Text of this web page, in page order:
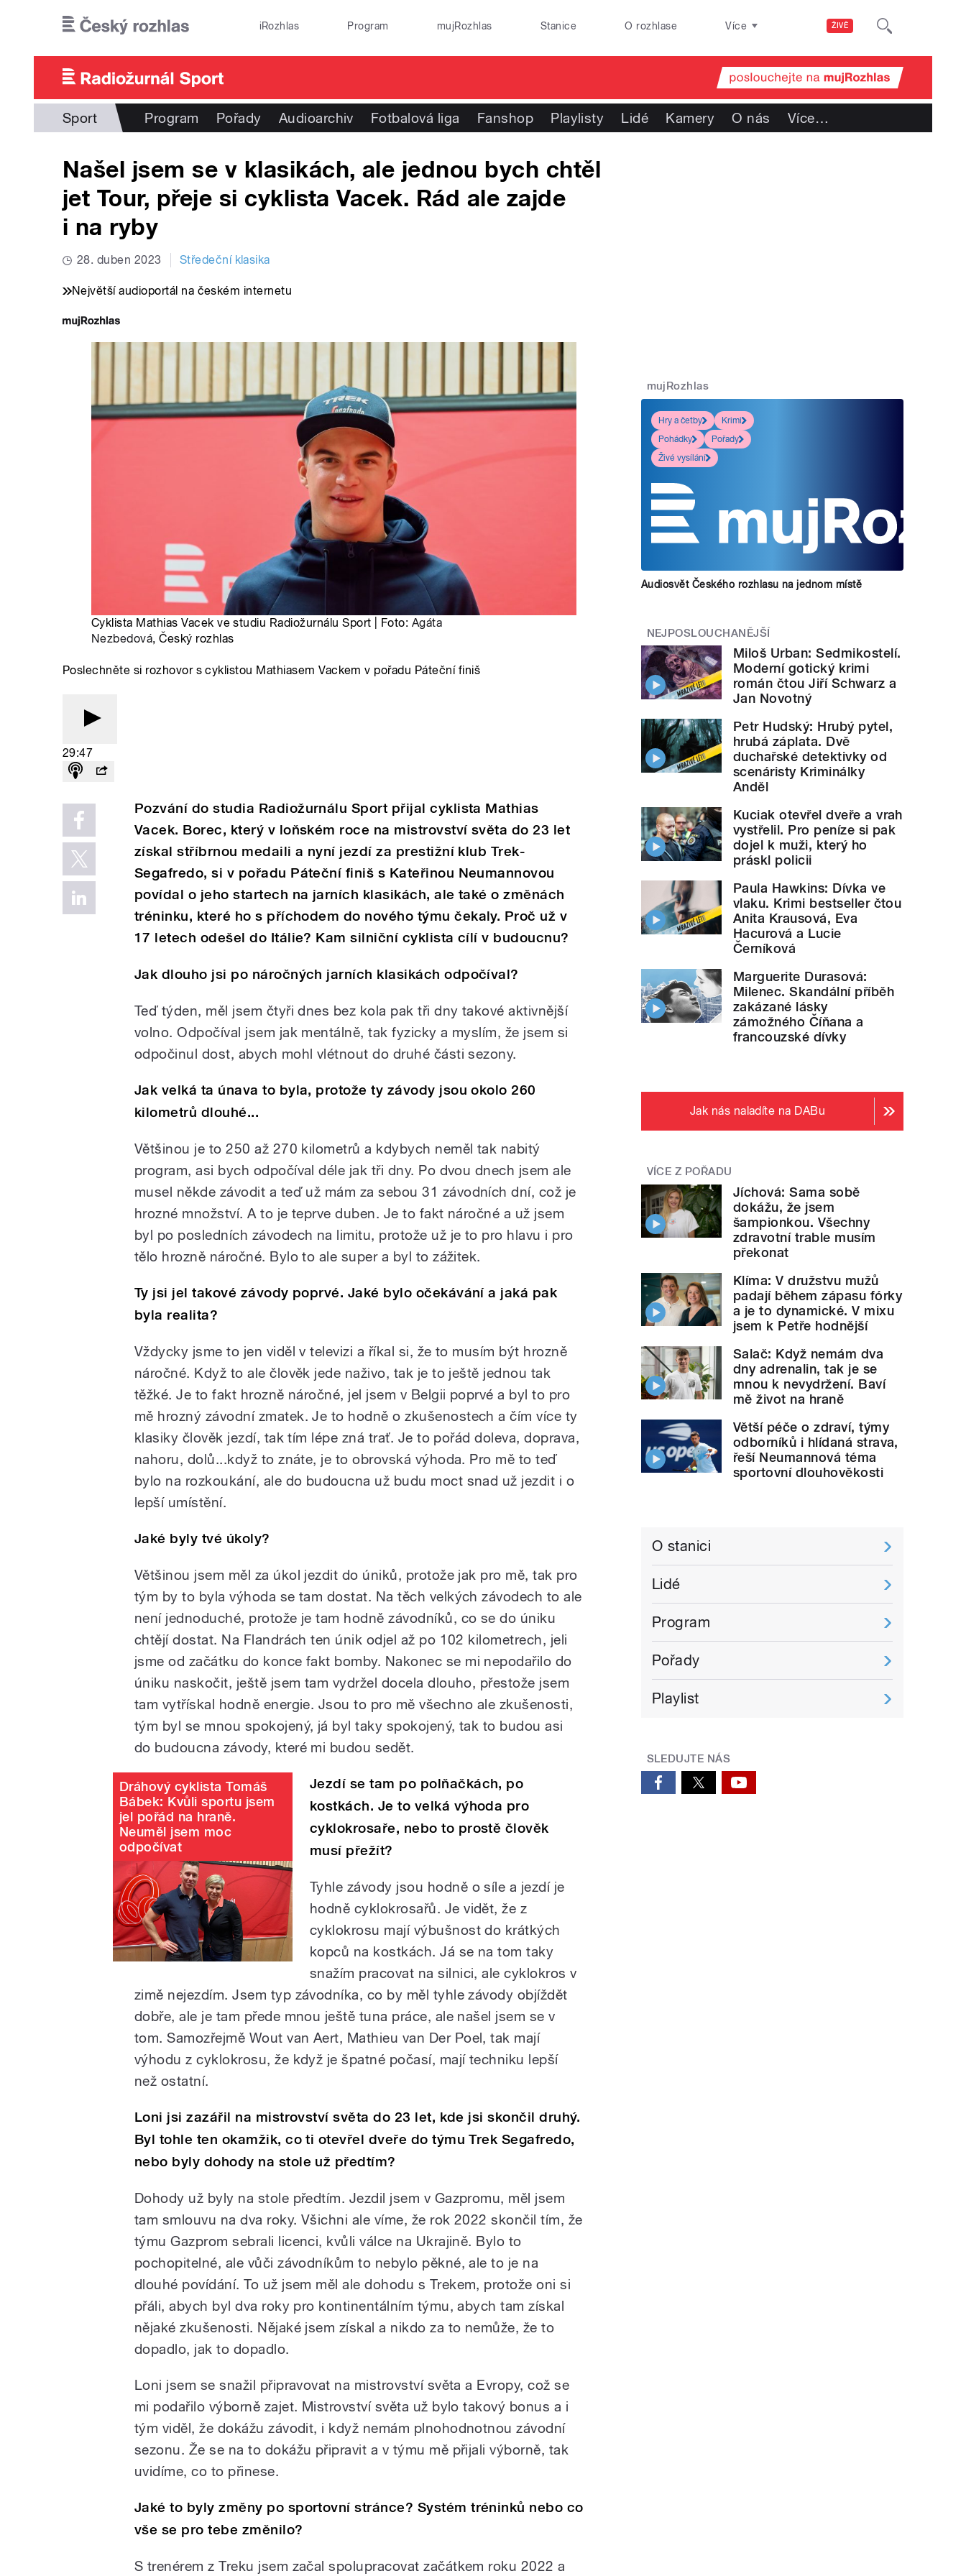
ŽIVĚ
iRozhlas Program mujRozhlas Stanice O rozhlase Více
Sport Program Pořady Audioarchiv Fotbalová liga Fanshop Playlisty Lidé Kamery O nás Více…
Našel jsem se v klasikách, ale jednou bych chtěl
jet Tour, přeje si cyklista Vacek. Rád ale zajde
i na ryby
28. duben 2023 Středeční klasika
Největší audioportál na českém internetu
Cyklista Mathias Vacek ve studiu Radiožurnálu Sport | Foto: Agáta
Nezbedová, Český rozhlas
Poslechněte si rozhovor s cyklistou Mathiasem Vackem v pořadu Páteční finiš
29:47
Pozvání do studia Radiožurnálu Sport přijal cyklista Mathias
Vacek. Borec, který v loňském roce na mistrovství světa do 23 let
získal stříbrnou medaili a nyní jezdí za prestižní klub Trek-
Segafredo, si v pořadu Páteční finiš s Kateřinou Neumannovou
povídal o jeho startech na jarních klasikách, ale také o změnách
tréninku, které ho s příchodem do nového týmu čekaly. Proč už v
17 letech odešel do Itálie? Kam silniční cyklista cílí v budoucnu?
Jak dlouho jsi po náročných jarních klasikách odpočíval?
Teď týden, měl jsem čtyři dnes bez kola pak tři dny takové aktivnější
volno. Odpočíval jsem jak mentálně, tak fyzicky a myslím, že jsem si
odpočinul dost, abych mohl vlétnout do druhé části sezony.
Jak velká ta únava to byla, protože ty závody jsou okolo 260
kilometrů dlouhé...
Většinou je to 250 až 270 kilometrů a kdybych neměl tak nabitý
program, asi bych odpočíval déle jak tři dny. Po dvou dnech jsem ale
musel někde závodit a teď už mám za sebou 31 závodních dní, což je
hrozné množství. A to je teprve duben. Je to fakt náročné a už jsem
byl po posledních závodech na limitu, protože už je to pro hlavu i pro
tělo hrozně náročné. Bylo to ale super a byl to zážitek.
Ty jsi jel takové závody poprvé. Jaké bylo očekávání a jaká pak
byla realita?
Vždycky jsme to jen viděl v televizi a říkal si, že to musím být hrozně
náročné. Když to ale člověk jede naživo, tak je to ještě jednou tak
těžké. Je to fakt hrozně náročné, jel jsem v Belgii poprvé a byl to pro
mě hrozný závodní zmatek. Je to hodně o zkušenostech a čím více ty
klasiky člověk jezdí, tak tím lépe zná trať. Je to pořád doleva, doprava,
nahoru, dolů...když to znáte, je to obrovská výhoda. Pro mě to teď
bylo na rozkoukání, ale do budoucna už budu moct snad už jezdit i o
lepší umístění.
Jaké byly tvé úkoly?
Většinou jsem měl za úkol jezdit do úniků, protože jak pro mě, tak pro
tým by to byla výhoda se tam dostat. Na těch velkých závodech to ale
není jednoduché, protože je tam hodně závodníků, co se do úniku
chtějí dostat. Na Flandrách ten únik odjel až po 102 kilometrech, jeli
jsme od začátku do konce fakt bomby. Nakonec se mi nepodařilo do
úniku naskočit, ještě jsem tam vydržel docela dlouho, přestože jsem
tam vytřískal hodně energie. Jsou to pro mě všechno ale zkušenosti,
tým byl se mnou spokojený, já byl taky spokojený, tak to budou asi
do budoucna závody, které mi budou sedět.
Dráhový cyklista Tomáš
Bábek: Kvůli sportu jsem
jel pořád na hraně.
Neuměl jsem moc
odpočívat
Jezdí se tam po polňačkách, po
kostkách. Je to velká výhoda pro
cyklokrosaře, nebo to prostě člověk
musí přežít?
Tyhle závody jsou hodně o síle a jezdí je
hodně cyklokrosařů. Je vidět, že z
cyklokrosu mají výbušnost do krátkých
kopců na kostkách. Já se na tom taky
snažím pracovat na silnici, ale cyklokros v
zimě nejezdím. Jsem typ závodníka, co by měl tyhle závody objíždět
dobře, ale je tam přede mnou ještě tuna práce, ale našel jsem se v
tom. Samozřejmě Wout van Aert, Mathieu van Der Poel, tak mají
výhodu z cyklokrosu, že když je špatné počasí, mají techniku lepší
než ostatní.
Loni jsi zazářil na mistrovství světa do 23 let, kde jsi skončil druhý.
Byl tohle ten okamžik, co ti otevřel dveře do týmu Trek Segafredo,
nebo byly dohody na stole už předtím?
Dohody už byly na stole předtím. Jezdil jsem v Gazpromu, měl jsem
tam smlouvu na dva roky. Všichni ale víme, že rok 2022 skončil tím, že
týmu Gazprom sebrali licenci, kvůli válce na Ukrajině. Bylo to
pochopitelné, ale vůči závodníkům to nebylo pěkné, ale to je na
dlouhé povídání. To už jsem měl ale dohodu s Trekem, protože oni si
přáli, abych byl dva roky pro kontinentálním týmu, abych tam získal
nějaké zkušenosti. Nějaké jsem získal a nikdo za to nemůže, že to
dopadlo, jak to dopadlo.
Loni jsem se snažil připravovat na mistrovství světa a Evropy, což se
mi podařilo výborně zajet. Mistrovství světa už bylo takový bonus a i
tým viděl, že dokážu závodit, i když nemám plnohodnotnou závodní
sezonu. Že se na to dokážu připravit a v týmu mě přijali výborně, tak
uvidíme, co to přinese.
Jaké to byly změny po sportovní stránce? Systém tréninků nebo co
vše se pro tebe změnilo?
S trenérem z Treku jsem začal spolupracovat začátkem roku 2022 a
mujRozhlas
Hry a četby
Krimi
Pohádky
Pořady
Živé vysílání
Audiosvět Českého rozhlasu na jednom místě
NEJPOSLOUCHANĚJŠÍ
Miloš Urban: Sedmikostelí.
Moderní gotický krimi
román čtou Jiří Schwarz a
Jan Novotný
Petr Hudský: Hrubý pytel,
hrubá záplata. Dvě
duchařské detektivky od
scenáristy Kriminálky
Anděl
Kuciak otevřel dveře a vrah
vystřelil. Pro peníze si pak
dojel k muži, který ho
práskl policii
Paula Hawkins: Dívka ve
vlaku. Krimi bestseller čtou
Anita Krausová, Eva
Hacurová a Lucie
Černíková
Marguerite Durasová:
Milenec. Skandální příběh
zakázané lásky
zámožného Číňana a
francouzské dívky
Jak nás naladíte na DABu
VÍCE Z POŘADU
Jíchová: Sama sobě
dokážu, že jsem
šampionkou. Všechny
zdravotní trable musím
překonat
Klíma: V družstvu mužů
padají během zápasu fórky
a je to dynamické. V mixu
jsem k Petře hodnější
Salač: Když nemám dva
dny adrenalin, tak je se
mnou k nevydržení. Baví
mě život na hraně
Větší péče o zdraví, týmy
odborníků i hlídaná strava,
řeší Neumannová téma
sportovní dlouhověkosti
O stanici
Lidé
Program
Pořady
Playlist
SLEDUJTE NÁS